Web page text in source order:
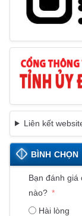
Liên kết
BÌNH CHỌN
Bạn đánh
nào?
Hài lòng